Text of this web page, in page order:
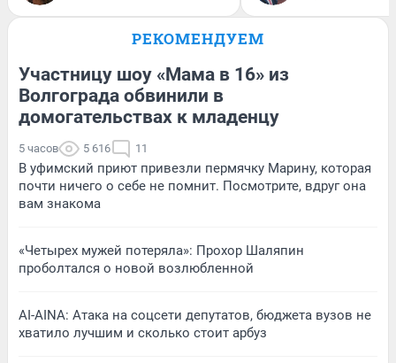
РЕКОМЕНДУЕМ
Участницу шоу «Мама в 16» из
Волгограда обвинили в
домогательствах к младенцу
5 часов 5 616 11
В уфимский приют привезли пермячку Марину, которая
почти ничего о себе не помнит. Посмотрите, вдруг она
вам знакома
«Четырех мужей потеряла»: Прохор Шаляпин
проболтался о новой возлюбленной
AI-AINA: Атака на соцсети депутатов, бюджета вузов не
хватило лучшим и сколько стоит арбуз